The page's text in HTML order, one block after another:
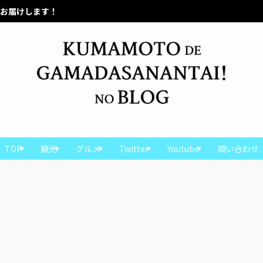
TOP 観光 グルメ Twitter Youtube 問い合わせ